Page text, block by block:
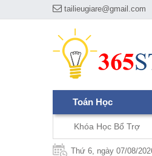
tailieugiare@gmail.com
Toán Học
Khóa Học Bổ Trợ
Thứ 6, ngày 07/08/